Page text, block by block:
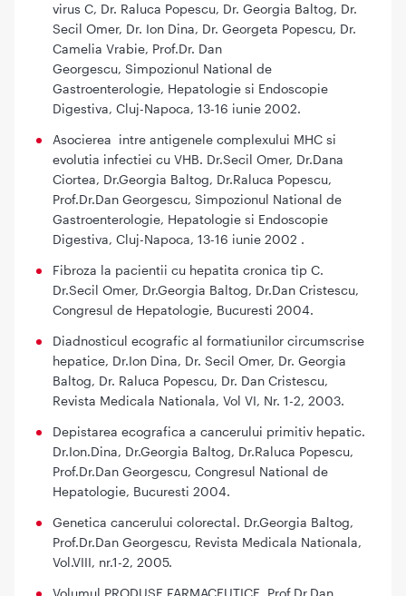
virus C, Dr. Raluca Popescu, Dr. Georgia Baltog, Dr.
Secil Omer, Dr. Ion Dina, Dr. Georgeta Popescu, Dr.
Camelia Vrabie, Prof.Dr. Dan
Georgescu, Simpozionul National de
Gastroenterologie, Hepatologie si Endoscopie
Digestiva, Cluj-Napoca, 13-16 iunie 2002.
Asocierea intre antigenele complexului MHC si
evolutia infectiei cu VHB. Dr.Secil Omer, Dr.Dana
Ciortea, Dr.Georgia Baltog, Dr.Raluca Popescu,
Prof.Dr.Dan Georgescu, Simpozionul National de
Gastroenterologie, Hepatologie si Endoscopie
Digestiva, Cluj-Napoca, 13-16 iunie 2002 .
Fibroza la pacientii cu hepatita cronica tip C.
Dr.Secil Omer, Dr.Georgia Baltog, Dr.Dan Cristescu,
Congresul de Hepatologie, Bucuresti 2004.
Diadnosticul ecografic al formatiunilor circumscrise
hepatice, Dr.Ion Dina, Dr. Secil Omer, Dr. Georgia
Baltog, Dr. Raluca Popescu, Dr. Dan Cristescu,
Revista Medicala Nationala, Vol VI, Nr. 1-2, 2003.
Depistarea ecografica a cancerului primitiv hepatic.
Dr.Ion.Dina, Dr.Georgia Baltog, Dr.Raluca Popescu,
Prof.Dr.Dan Georgescu, Congresul National de
Hepatologie, Bucuresti 2004.
Genetica cancerului colorectal. Dr.Georgia Baltog,
Prof.Dr.Dan Georgescu, Revista Medicala Nationala,
Vol.VIII, nr.1-2, 2005.